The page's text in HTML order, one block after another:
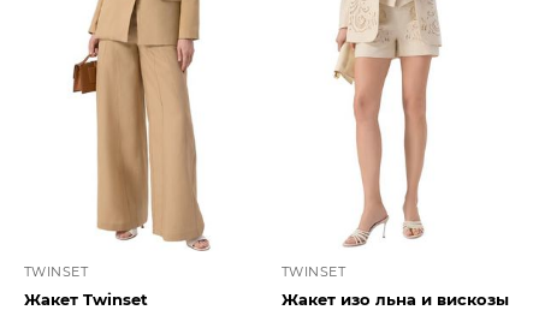
TWINSET
Жакет Twinset
TWINSET
Жакет изо льна и вискозы